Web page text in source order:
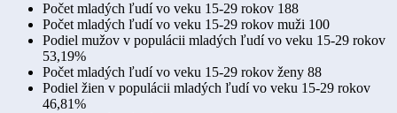
Počet mladých ľudí vo veku 15-29 rokov 188
Počet mladých ľudí vo veku 15-29 rokov muži 100
Podiel mužov v populácii mladých ľudí vo veku 15-29 rokov
53,19%
Počet mladých ľudí vo veku 15-29 rokov ženy 88
Podiel žien v populácii mladých ľudí vo veku 15-29 rokov
46,81%